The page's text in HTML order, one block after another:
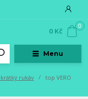
Menu
0
0 Kč
rukáv
top VERO